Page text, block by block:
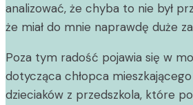
analizować, że chyba to nie był
że miał do mnie naprawdę duże
Poza tym radość pojawia się w
dotycząca chłopca
dzieciaków z przedszkola, które